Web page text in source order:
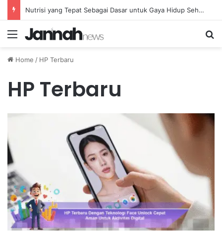
Nutrisi yang Tepat Sebagai Dasar untuk Gaya Hidup Sehat dan Berkelanjutan
Menu
Home / HP Terbaru
HP Terbaru